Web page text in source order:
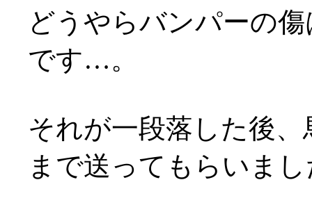
どうやらバンパーの
です…。
それが一段落した後
まで送ってもらいま